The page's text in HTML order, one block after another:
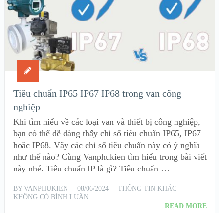
Tiêu chuẩn IP65 IP67 IP68 trong van công
nghiệp
Khi tìm hiểu về các loại van và thiết bị công nghiệp,
bạn có thể dễ dàng thấy chỉ số tiêu chuẩn IP65, IP67
hoặc IP68. Vậy các chỉ số tiêu chuẩn này có ý nghĩa
như thế nào? Cùng Vanphukien tìm hiểu trong bài viết
này nhé. Tiêu chuẩn IP là gì? Tiêu chuẩn …
BY VANPHUKIEN 08/06/2024
THÔNG TIN KHÁC
KHÔNG CÓ BÌNH LUẬN
READ MORE